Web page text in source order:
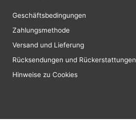
Geschäftsbedingungen
Zahlungsmethode
Versand und Lieferung
Rücksendungen und Rückerstattungen
Hinweise zu Cookies